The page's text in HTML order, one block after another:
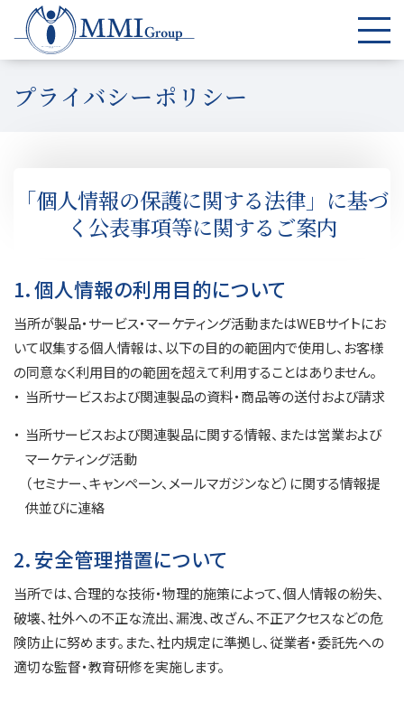
プライバシーポリシー
「個人情報の保護に関する法律」に基づ
く 公表事項等に関するご案内
1．個人情報の利用目的について
当所が製品・サービス・マーケティング活動またはWEBサイトにお
いて収集する個人情報は、以下の目的の範囲内で使用し、お客様
の同意なく利用目的の範囲を超えて利用することはありません。
当所サービスおよび関連製品の資料・商品等の送付および請求
当所サービスおよび関連製品に関する情報、または営業および
マーケティング活動
（セミナー、キャンペーン、メールマガジンなど）に関する情報提
供並びに連絡
2．安全管理措置について
当所では、合理的な技術・物理的施策によって、個人情報の紛失、
破壊、社外への不正な流出、漏洩、改ざん、不正アクセスなどの危
険防止に努めます。また、社内規定に準拠し、従業者・委託先への
適切な監督・教育研修を実施します。